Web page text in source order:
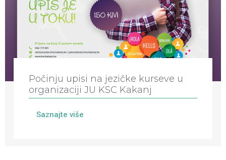
Počinju upisi na jezičke kurseve u
organizaciji JU KSC Kakanj
Saznajte više